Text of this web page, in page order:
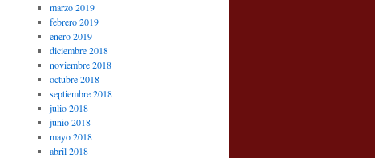
marzo 2019
febrero 2019
enero 2019
diciembre 2018
noviembre 2018
octubre 2018
septiembre 2018
julio 2018
junio 2018
mayo 2018
abril 2018